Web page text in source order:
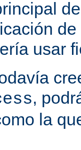
usar
,
la